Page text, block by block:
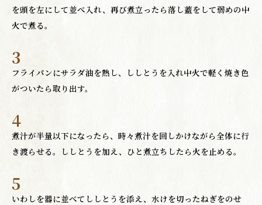
を頭を左にして並べ入れ、再び煮立ったら落し蓋をして弱めの中
火で煮る。
3
フライパンにサラダ油を熱し、ししとうを入れ中火で軽く焼き色
がついたら取り出す。
4
煮汁が半量以下になったら、時々煮汁を回しかけながら全体に行
き渡らせる。ししとうを加え、ひと煮立ちしたら火を止める。
5
いわしを器に並べてししとうを添え、水けを切ったねぎをのせ